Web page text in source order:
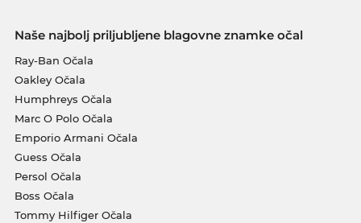
Naše najbolj priljubljene blagovne znamke očal
Ray-Ban Očala
Oakley Očala
Humphreys Očala
Marc O Polo Očala
Emporio Armani Očala
Guess Očala
Persol Očala
Boss Očala
Tommy Hilfiger Očala